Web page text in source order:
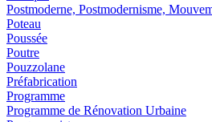
Postmoderne, Postmodernisme,
Poteau
Poussée
Poutre
Pouzzolane
Préfabrication
Programme
Programme de Rénovation Urbaine